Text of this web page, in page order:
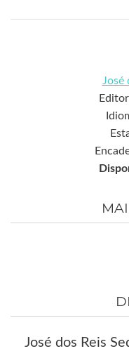
José
José dos Reis